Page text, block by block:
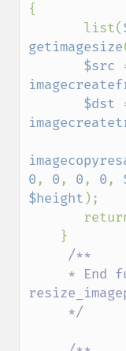
{
       list(
getimagesize
$src
$dst
0 , 0 , 0 , 0 ,
$height );
/**